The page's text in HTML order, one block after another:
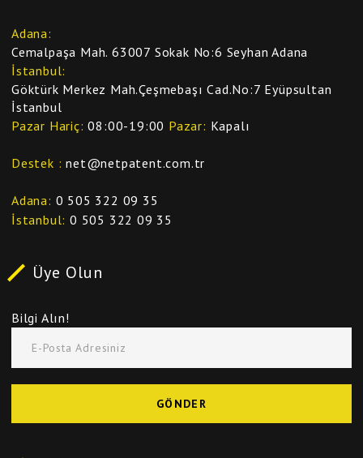
Adana
Cemalpaşa Mah. 63007 Sokak No:6 Seyhan Adana
İstanbul
Göktürk Merkez Mah.Çeşmebaşı Cad.No:7 Eyüpsultan
İstanbul
Pazar Hariç 08:00-19:00 Pazar Kapalı
Destek net@netpatent.com.tr
Adana 0 505 322 09 35
İstanbul 0 505 322 09 35
Üye Olun
Bilgi Alın!
E-Posta Adresiniz
GÖNDER